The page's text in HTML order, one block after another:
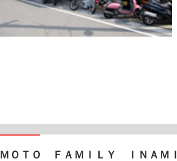
ＭＯＴＯ ＦＡＭＩＬＹ ＩＮＡＭＩ